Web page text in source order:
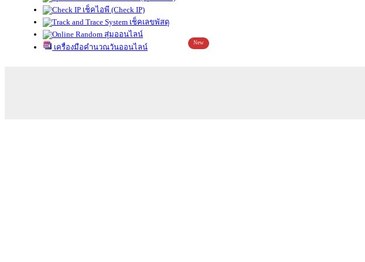
เช็คไอพี (Check IP)
เช็คเลขพัสดุ
สุ่มออนไลน์
เครื่องมือคำนวณวันออนไลน์
New